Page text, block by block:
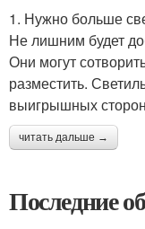
1. Нужно больше
Не лишним будет
Они могут
разместить.
выигрышных
читать дальше →
Последние